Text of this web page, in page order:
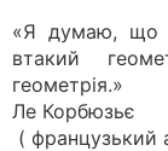
«Я думаю, що
втакий
геометрія.»
Ле Корбюзьє
( французький